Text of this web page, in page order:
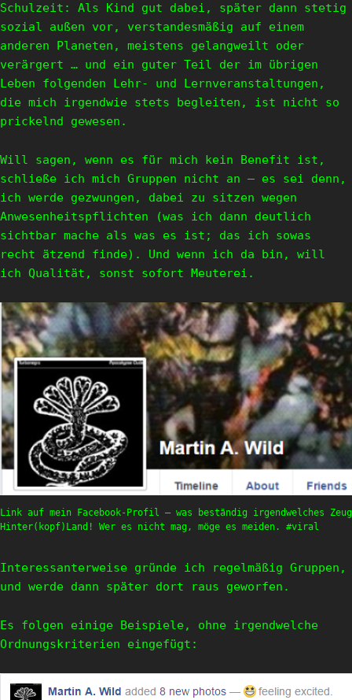
Schulzeit: Als Kind gut dabei, später dann stetig
sozial außen vor, verstandesmäßig auf einem
anderen Planeten, meistens gelangweilt oder
verärgert … und ein guter Teil der im übrigen
Leben folgenden Lehr- und Lernveranstaltungen,
die mich irgendwie stets begleiten, ist nicht so
prickelnd gewesen.
Will sagen, wenn es für mich kein Benefit ist,
schließe ich mich Gruppen nicht an – es sei denn,
ich werde gezwungen, dabei zu sitzen wegen
Anwesenheitspflichten (was ich dann deutlich
sichtbar mache als was es ist; das ich sowas
recht ätzend finde). Und wenn ich da bin, will
ich Qualität, sonst sofort Meuterei.
Link auf mein Facebook-Profil – was beständig irgendwelches
Hinter(kopf)Land! Wer es nicht mag, möge es meiden. #viral
Interessanterweise gründe ich regelmäßig Gruppen,
und werde dann später dort raus geworfen.
Es folgen einige Beispiele, ohne irgendwelche
Ordnungskriterien eingefügt: